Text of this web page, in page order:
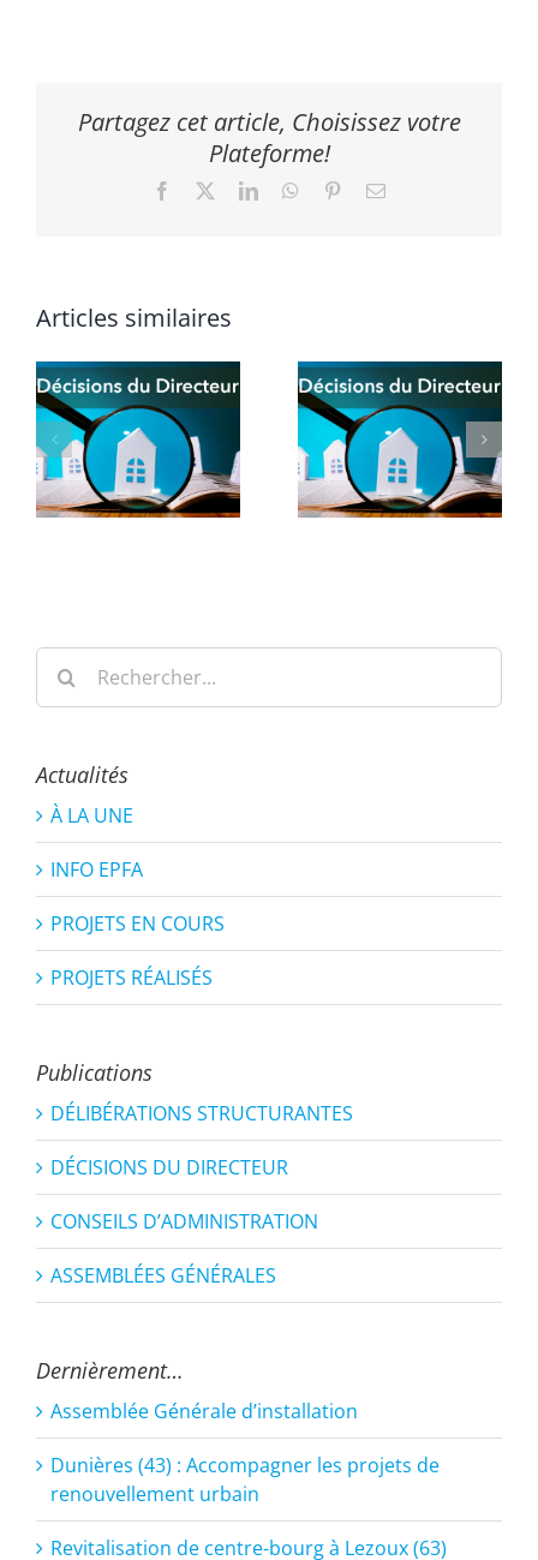
Partagez cet article, Choisissez votre
Plateforme!
Facebook LinkedInWhatsApp
PinterestEmail
Articles similaires
Rechercher:
Actualités
À LA UNE
INFO EPFA
PROJETS EN COURS
PROJETS RÉALISÉS
Publications
DÉLIBÉRATIONS STRUCTURANTES
DÉCISIONS DU DIRECTEUR
CONSEILS D’ADMINISTRATION
ASSEMBLÉES GÉNÉRALES
Dernièrement…
Assemblée Générale d’installation
Dunières (43) : Accompagner les projets de
renouvellement urbain
Revitalisation de centre-bourg à Lezoux (63)